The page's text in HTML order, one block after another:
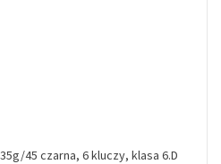
45 czarna, 6 kluczy, klasa 6.D